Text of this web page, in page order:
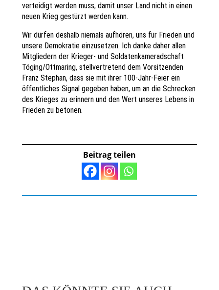
verteidigt werden muss, damit unser Land nicht in einen
neuen Krieg gestürzt werden kann.
Wir dürfen deshalb niemals aufhören, uns für Frieden und
unsere Demokratie einzusetzen. Ich danke daher allen
Mitgliedern der Krieger- und Soldatenkameradschaft
Töging/Ottmaring, stellvertretend dem Vorsitzenden
Franz Stephan, dass sie mit ihrer 100-Jahr-Feier ein
öffentliches Signal gegeben haben, um an die Schrecken
des Krieges zu erinnern und den Wert unseres Lebens in
Frieden zu betonen.
Beitrag teilen